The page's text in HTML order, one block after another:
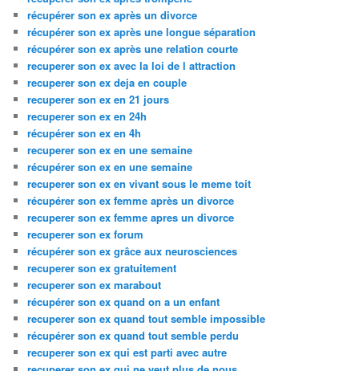
récupérer son ex après un divorce
récupérer son ex après une longue séparation
récupérer son ex après une relation courte
recuperer son ex avec la loi de l attraction
recuperer son ex deja en couple
recuperer son ex en 21 jours
recuperer son ex en 24h
récupérer son ex en 4h
recuperer son ex en une semaine
récupérer son ex en une semaine
recuperer son ex en vivant sous le meme toit
récupérer son ex femme après un divorce
recuperer son ex femme apres un divorce
recuperer son ex forum
récupérer son ex grâce aux neurosciences
recuperer son ex gratuitement
recuperer son ex marabout
récupérer son ex quand on a un enfant
recuperer son ex quand tout semble impossible
récupérer son ex quand tout semble perdu
recuperer son ex qui est parti avec autre